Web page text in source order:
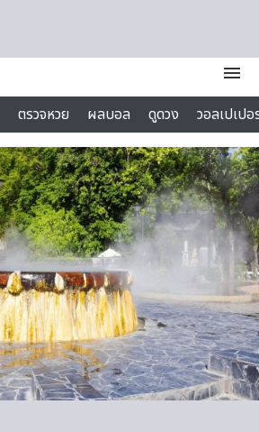
menu
ตรวจหวย ผลบอล ดูดวง
วอลเปเป